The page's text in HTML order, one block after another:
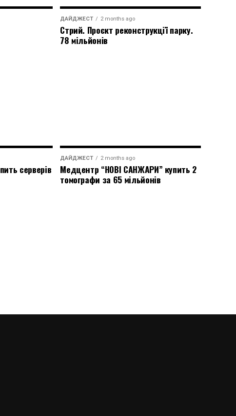
ДАЙДЖЕСТ 2 months ago
Стрий. Проєкт реконструкції парку.
78 мільйонів
серверів
ДАЙДЖЕСТ 2 months ago
Медцентр “НОВІ САНЖАРИ” купить 2
томографи за 65 мільйонів